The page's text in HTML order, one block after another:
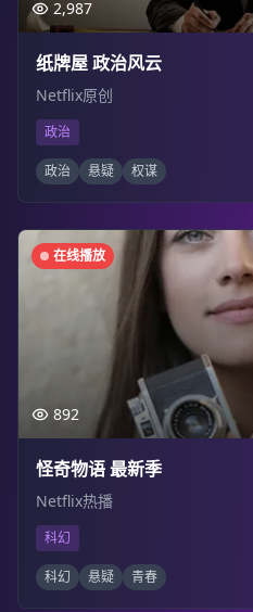
2,987
纸牌屋 政治风云
Netflix原创
政治
政治 悬疑 权谋
在线播放
892
怪奇物语 最新季
Netflix热播
科幻
科幻 悬疑 青春